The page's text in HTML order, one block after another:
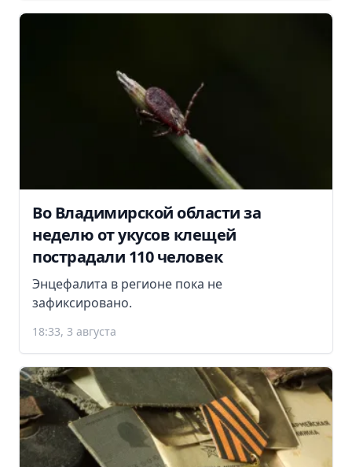
Во Владимирской области за
неделю от укусов клещей
пострадали 110 человек
Энцефалита в регионе пока не
зафиксировано.
18:33, 3 августа